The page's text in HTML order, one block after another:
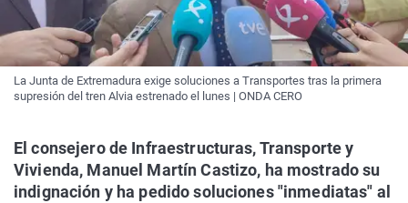
La Junta de Extremadura exige soluciones a Transportes tras la primera
supresión del tren Alvia estrenado el lunes | ONDA CERO
El consejero de Infraestructuras, Transporte y
Vivienda, Manuel Martín Castizo, ha mostrado su
indignación y ha pedido soluciones "inmediatas" al